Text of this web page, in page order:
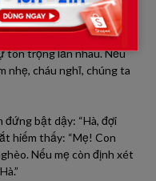
nghĩ rằng nếu may mắn,
Nhưng cháu cũng
tôn trọng lẫn nhau. Nếu
nhẹ, cháu nghĩ, chúng ta
đứng bật dậy: “Hà, đợi
hiếm thấy: “Mẹ! Con
Nếu mẹ còn định xét